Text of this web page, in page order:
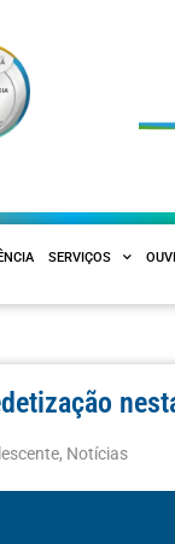
SERVIÇOS
, Notícias